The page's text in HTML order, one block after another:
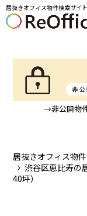
居抜きオフィス物件検索サイト
→非公開物
居抜きオフィス物
渋谷区恵比寿の
40坪）